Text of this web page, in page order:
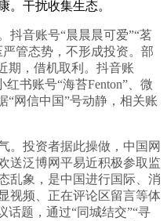
。干扰收集生态。
音账号“晨晨晨可爱”“茗
管态势，不形成投资。部
期，借机取利。抖音账
书账号“海苔Fenton”、微
“网信中国”号动静，相关账
投资者据此操做，中国网
送泛博网平易近积极参取监
乱象，是中国进行国际、消
视频、正在评论区留言等体
话题，通过“同城结交”“寻